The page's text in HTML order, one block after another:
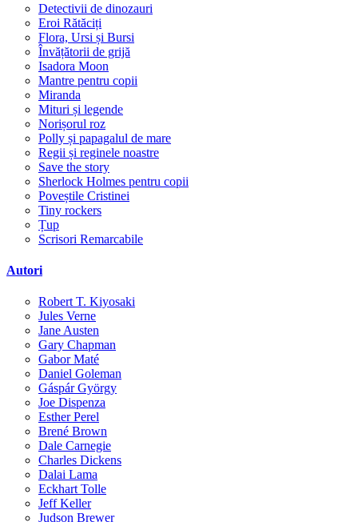
Detectivii de dinozauri
Eroi Rătăciți
Flora, Ursi și Bursi
Învățătorii de grijă
Isadora Moon
Mantre pentru copii
Miranda
Mituri și legende
Norișorul roz
Polly și papagalul de mare
Regii și reginele noastre
Save the story
Sherlock Holmes pentru copii
Poveștile Cristinei
Tiny rockers
Țup
Scrisori Remarcabile
Autori
Robert T. Kiyosaki
Jules Verne
Jane Austen
Gary Chapman
Gabor Maté
Daniel Goleman
Gáspár György
Joe Dispenza
Esther Perel
Brené Brown
Dale Carnegie
Charles Dickens
Dalai Lama
Eckhart Tolle
Jeff Keller
Judson Brewer